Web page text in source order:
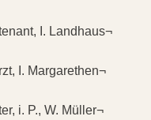
I. Landhaus¬
I. Margarethen¬
i. P., W. Müller¬